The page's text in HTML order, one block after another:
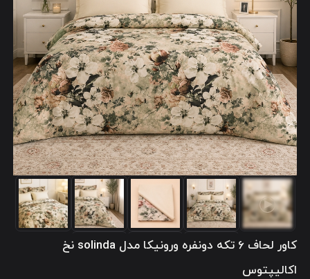
کاور لحاف 6 تکه دونفره ورونیکا مدل solinda نخ
اکالیپتوس